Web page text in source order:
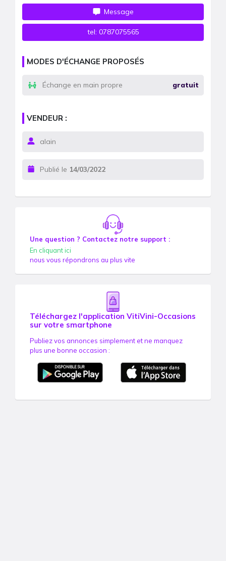
Message
tel: 0787075565
MODES D'ÉCHANGE PROPOSÉS
Échange en main propre gratuit
VENDEUR :
alain
Publié le 14/03/2022
Une question ? Contactez notre support :
En cliquant ici
nous vous répondrons au plus vite
Téléchargez l'application VitiVini-Occasions
sur votre smartphone
Publiez vos annonces simplement et ne manquez
plus une bonne occasion :